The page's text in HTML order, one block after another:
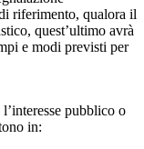
riferimento, qualora il
quest’ultimo avrà
e modi previsti per
pubblico o
in: